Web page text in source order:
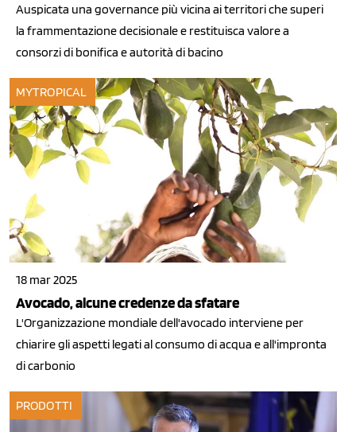
Auspicata una governance più vicina ai territori che superi
la frammentazione decisionale e restituisca valore a
consorzi di bonifica e autorità di bacino
MYTROPICAL
18 mar 2025
Avocado, alcune credenze da sfatare
L'Organizzazione mondiale dell'avocado interviene per
chiarire gli aspetti legati al consumo di acqua e all'impronta
di carbonio
PRODOTTI